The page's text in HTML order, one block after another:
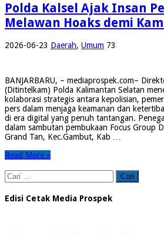
Polda Kalsel Ajak Insan
Melawan Hoaks demi
2026-06-23 Daerah, Umum 73
BANJARBARU, – mediaprospek.com–
(Ditintelkam) Polda Kalimantan Selatan
kolaborasi strategis antara kepolisian,
pers dalam menjaga keamanan dan
di era digital yang penuh tantangan.
dalam sambutan pembukaan Focus Group
Grand Tan, Kec.Gambut, Kab …
Read More »
Cari
untuk:
Edisi Cetak Media Prospek